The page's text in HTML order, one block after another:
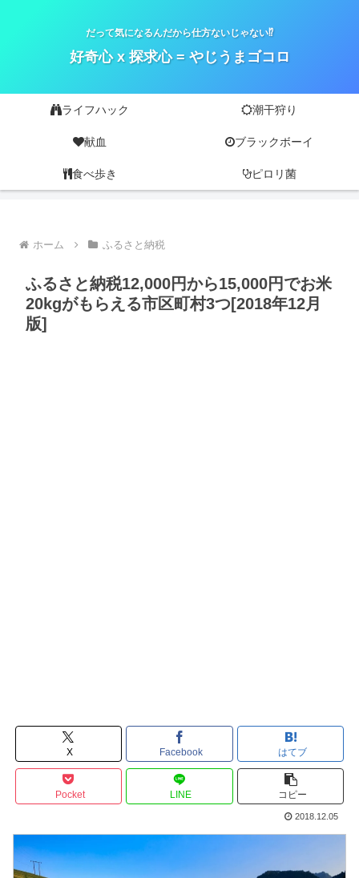
だって気になるんだから仕方ないじゃない⁉
好奇心 x 探求心 = やじうまゴコロ
ライフハック 潮干狩り
献血 ブラックボーイ
食べ歩き ピロリ菌
ホーム ふるさと納税
ふるさと納税12,000円から15,000円でお米
20kgがもらえる市区町村3つ[2018年12月
版]
X Facebook はてブ
Pocket LINE コピー
2018.12.05